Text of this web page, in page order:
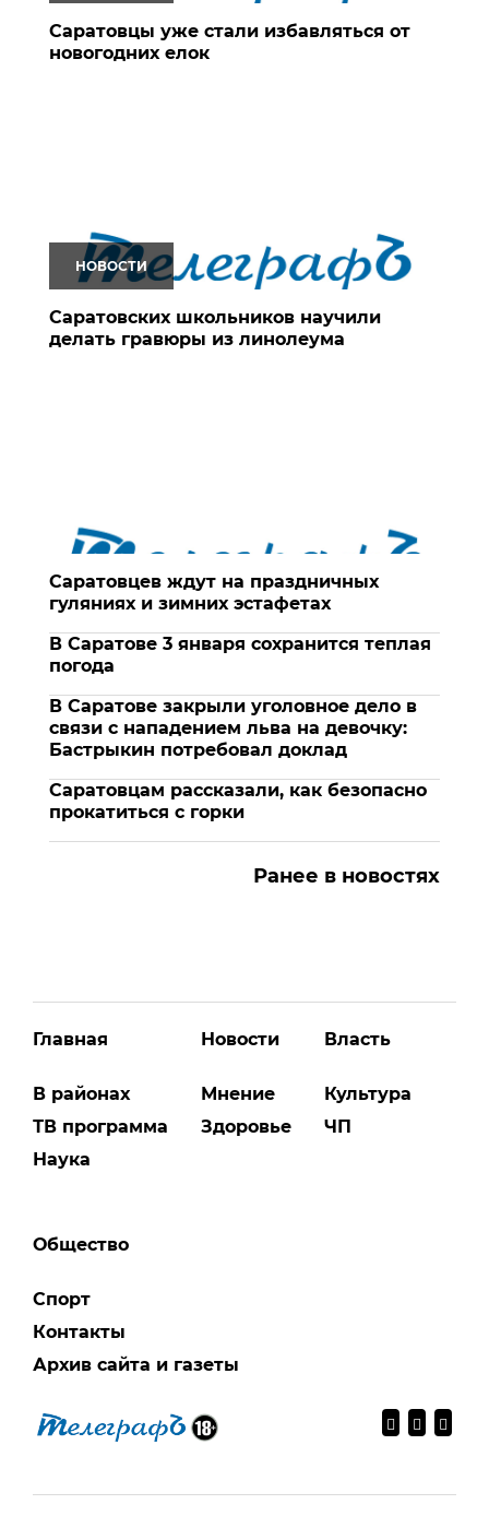
Саратовцы уже стали избавляться от
новогодних елок
НОВОСТИ
Саратовских школьников научили
делать гравюры из линолеума
Саратовцев ждут на праздничных
гуляниях и зимних эстафетах
В Саратове 3 января сохранится теплая
погода
В Саратове закрыли уголовное дело в
связи с нападением льва на девочку:
Бастрыкин потребовал доклад
Саратовцам рассказали, как безопасно
прокатиться с горки
Ранее в новостях
Главная
В районах
ТВ программа
Наука
Новости
Мнение
Здоровье
Власть
Культура
ЧП
Общество
Спорт
Контакты
Архив сайта и газеты